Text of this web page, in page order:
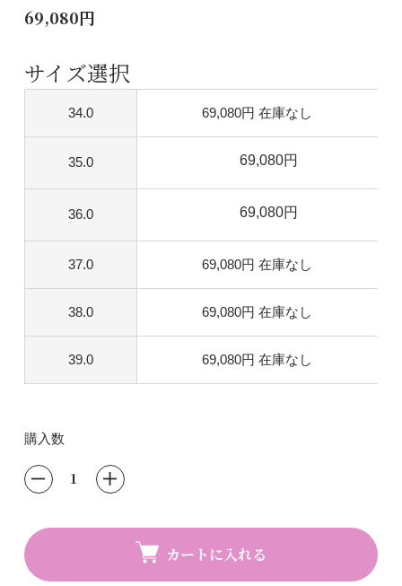
69,080円
サイズ選択
34.0 69,080円在庫なし
35.0 69,080円
36.0 69,080円
37.0 69,080円在庫なし
38.0 69,080円在庫なし
39.0 69,080円在庫なし
購入数
カートに入れる